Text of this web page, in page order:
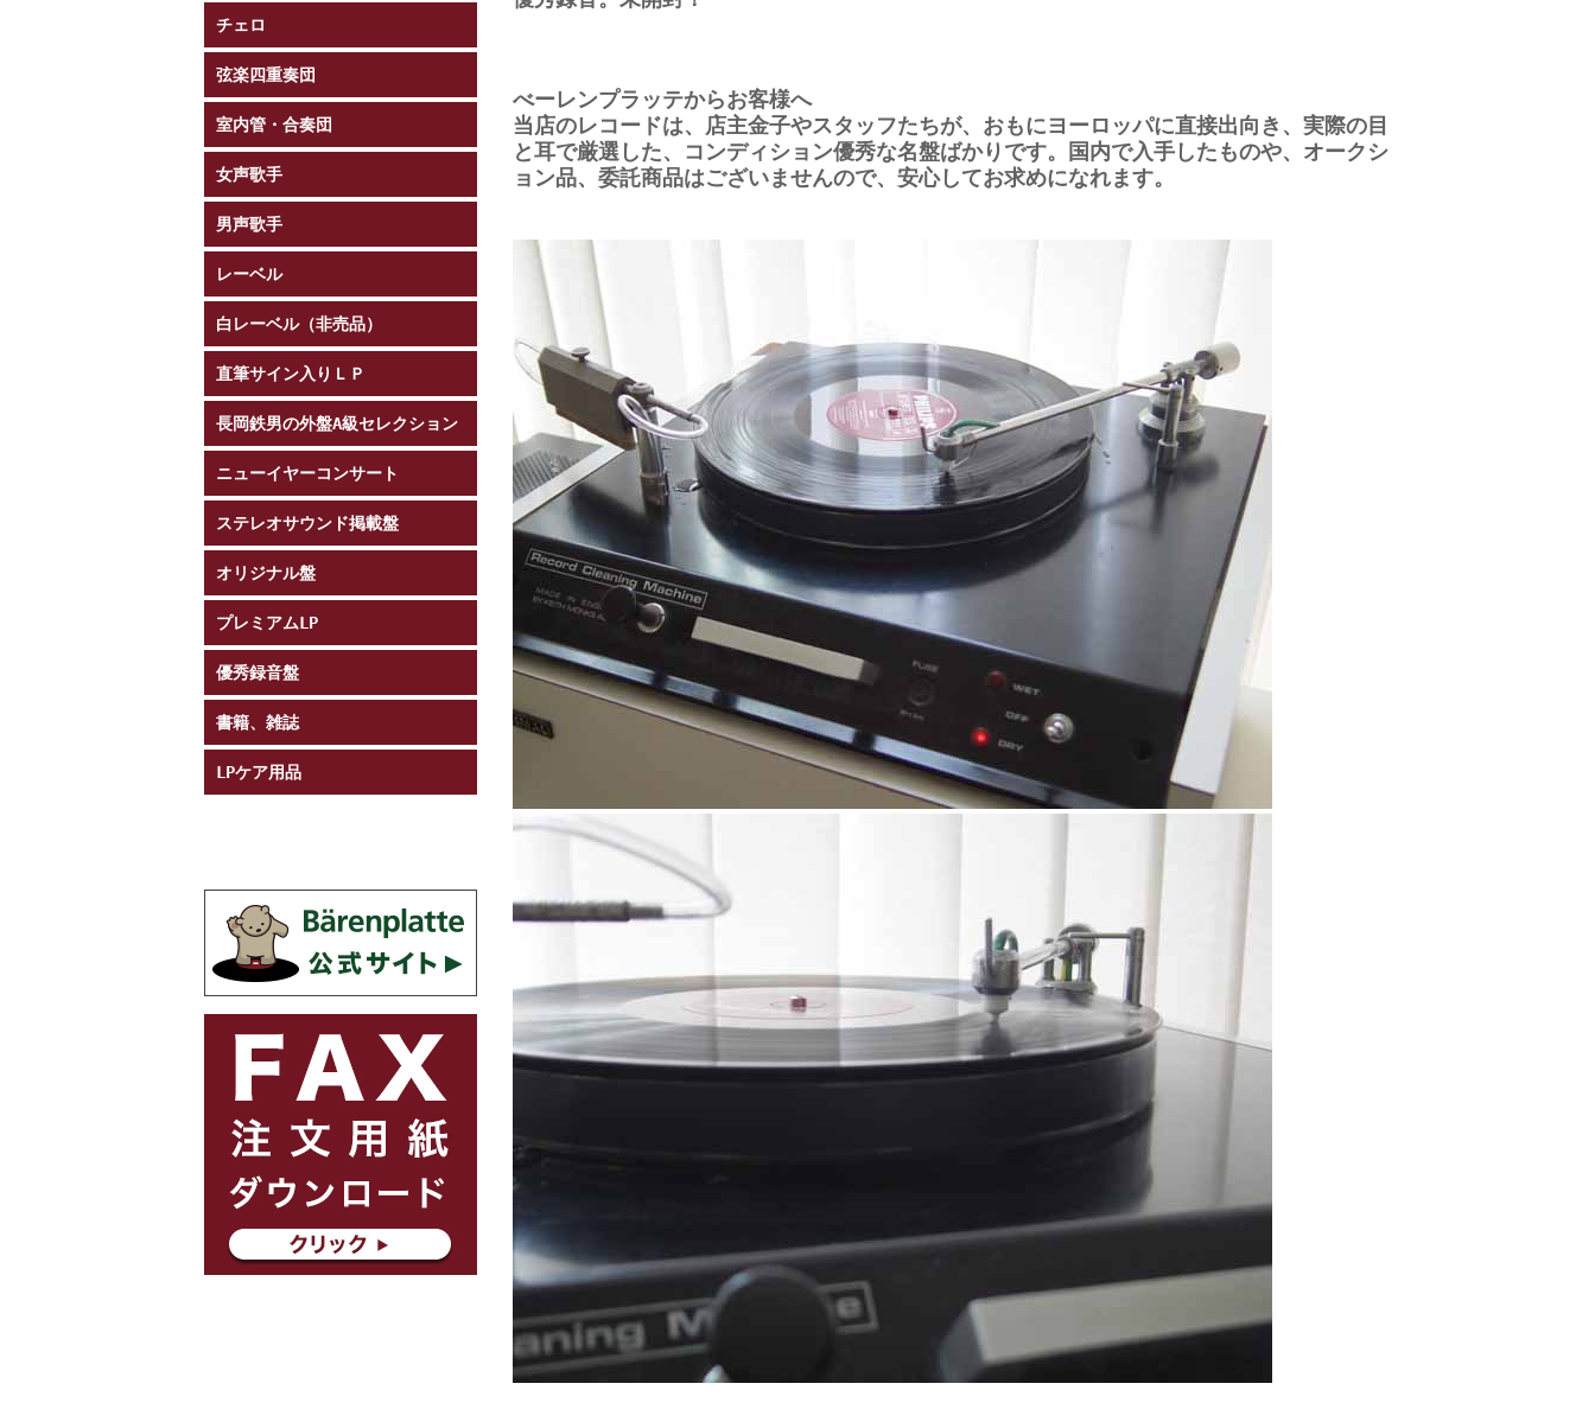
べーレンプラッテからお客様へ
当店のレコードは、店主金子やスタッフたちが、おもにヨーロッパに直接出向き、実際の目
と耳で厳選した、コンディション優秀な名盤ばかりです。国内で入手したものや、オークシ
ョン品、委託商品はございませんので、安心してお求めになれます。
チェロ
弦楽四重奏団
室内管・合奏団
女声歌手
男声歌手
レーベル
白レーベル（非売品）
直筆サイン入りＬＰ
長岡鉄男の外盤A級セレクション
ニューイヤーコンサート
ステレオサウンド掲載盤
オリジナル盤
プレミアムLP
優秀録音盤
書籍、雑誌
LPケア用品